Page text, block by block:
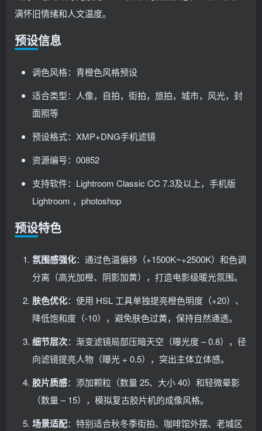
满怀旧情绪和人文温度。
预设信息
调色风格：青橙色风格预设
适合类型：人像，自拍，街拍，旅拍，城市，风光，封
面照等
预设格式：XMP+DNG手机滤镜
资源编号：00852
支持软件：Lightroom Classic CC 7.3及以上，手机版
Lightroom ，photoshop
预设特色
氛围感强化：通过色温偏移（+1500K~+2500K）和色调
分离（高光加橙、阴影加黄），打造电影级暖光氛围。
肤色优化：使用 HSL 工具单独提亮橙色明度（+20）、
降低饱和度（-10），避免肤色过黄，保持自然通透。
细节层次：渐变滤镜局部压暗天空（曝光度 – 0.8），径
向滤镜提亮人物（曝光 + 0.5），突出主体立体感。
胶片质感：添加颗粒（数量 25、大小 40）和轻微晕影
（数量 – 15），模拟复古胶片机的成像风格。
场景适配：特别适合秋冬季街拍、咖啡馆外摆、老城区